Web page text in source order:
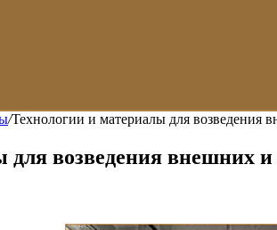
/Технологии и материалы для возведения
для возведения внешних и